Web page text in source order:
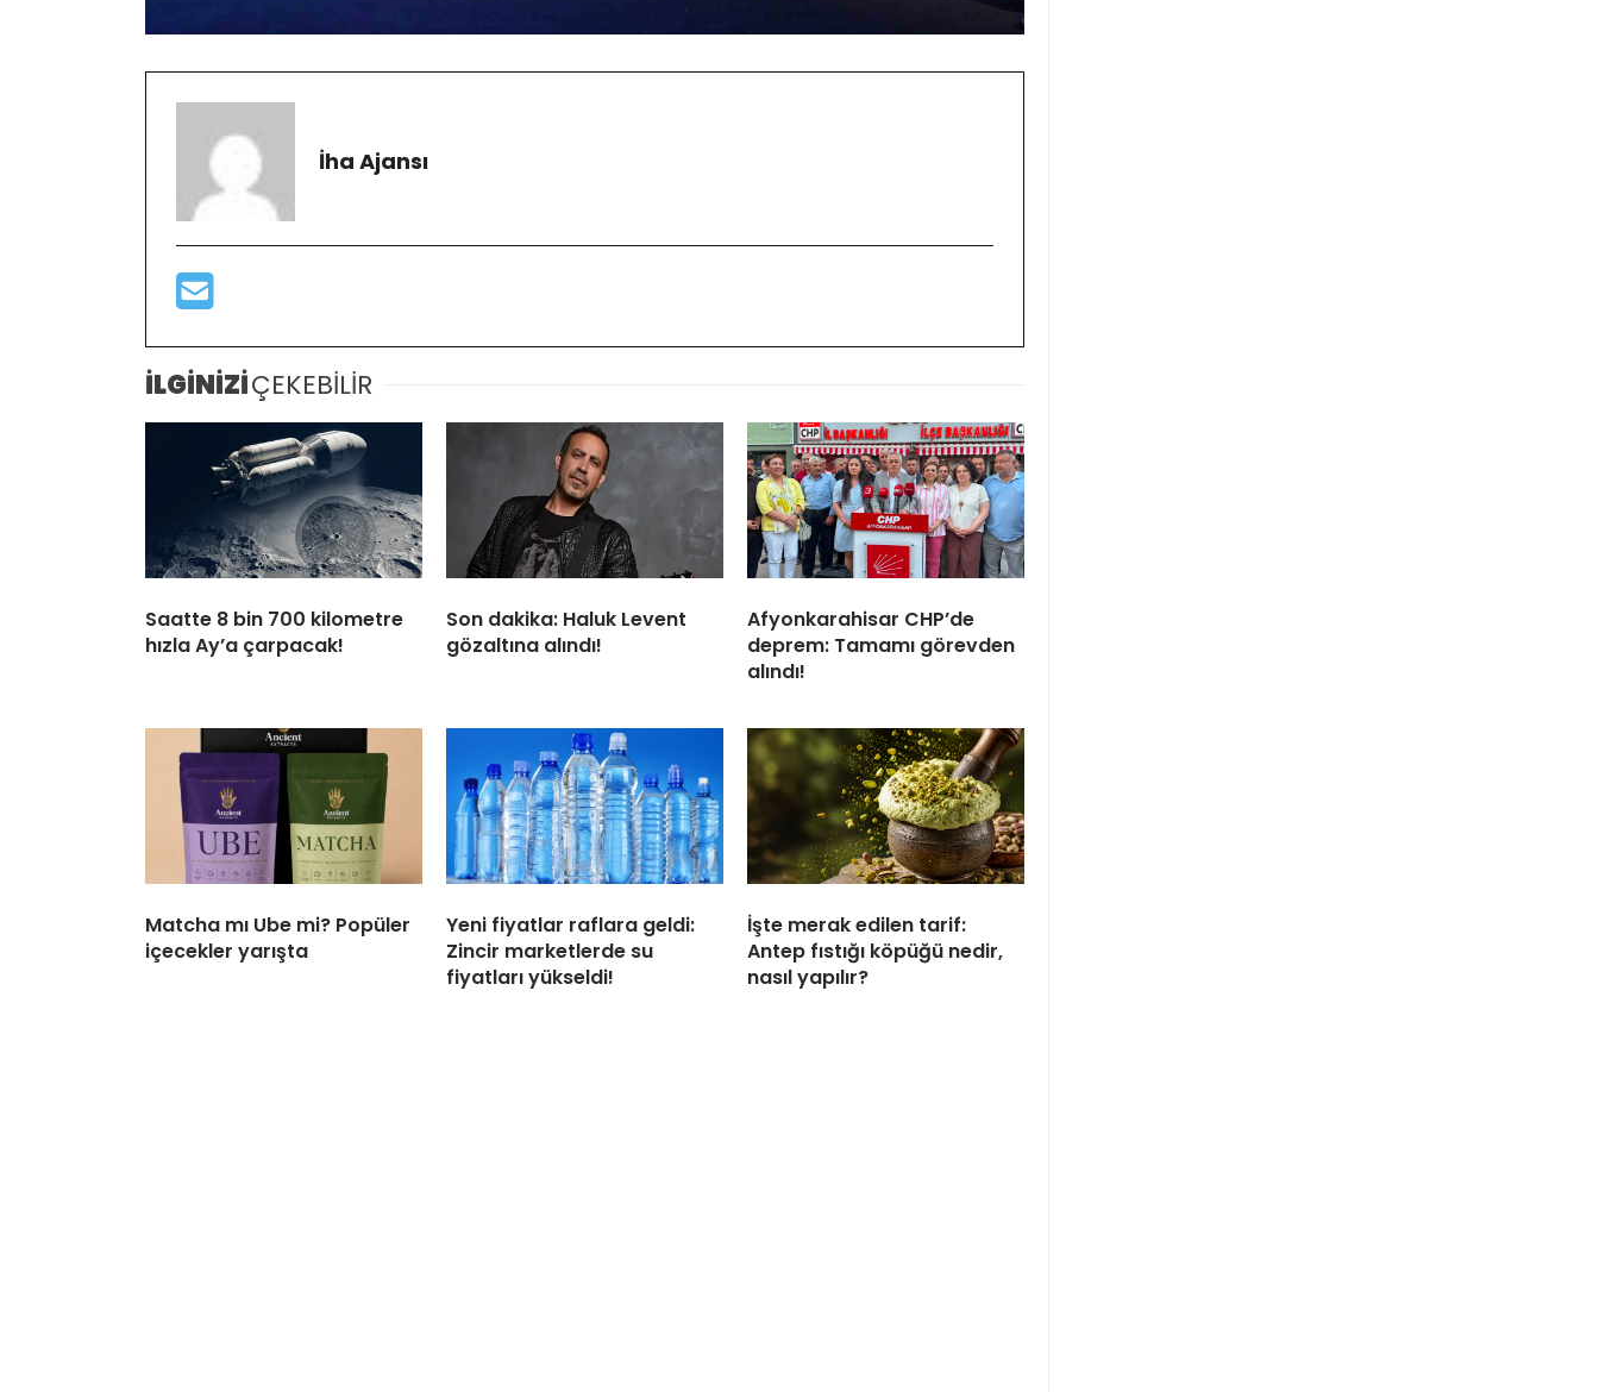
İha Ajansı
İLGİNİZİÇEKEBİLİR
Saatte 8 bin 700 kilometre
hızla Ay’a çarpacak!
Son dakika: Haluk Levent
gözaltına alındı!
Afyonkarahisar CHP’de
deprem: Tamamı görevden
alındı!
Matcha mı Ube mi? Popüler
içecekler yarışta
Yeni fiyatlar raflara geldi:
Zincir marketlerde su
fiyatları yükseldi!
İşte merak edilen tarif:
Antep fıstığı köpüğü nedir,
nasıl yapılır?